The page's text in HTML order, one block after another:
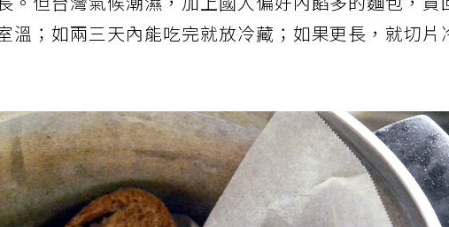
。但台灣氣候潮濕，加上國人偏好內餡多的麵包，買
溫；如兩三天內能吃完就放冷藏；如果更長，就切片